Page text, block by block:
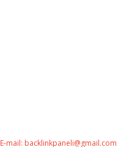
E-mail: backlinkpaneli@gmail.com